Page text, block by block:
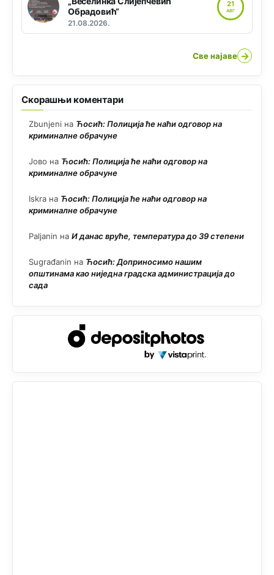
Обрадовић“
21.08.2026.
21
АВГ
Све најаве →
Скорашњи коментари
Zbunjeni на Ћосић: Полиција ће наћи одговор на
криминалне обрачуне
Јово на Ћосић: Полиција ће наћи одговор на
криминалне обрачуне
Iskra на Ћосић: Полиција ће наћи одговор на
криминалне обрачуне
Paljanin на И данас вруће, температура до 39 степени
Sugrađanin на Ћосић: Доприносимо нашим
општинама као ниједна градска администрација до
сада